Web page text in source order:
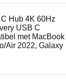
Hub 4K 60Hz
USB C
met MacBook
Air 2022, Galaxy